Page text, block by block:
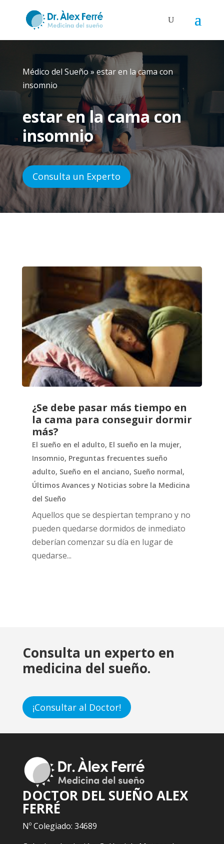
Médico del Sueño» estar en la cama con
insomnio
estar en la cama con
insomnio
Consulta un Experto
¿Se debe pasar más tiempo en
la cama para conseguir dormir
más?
El sueño en el adulto, El sueño en la mujer,
Insomnio, Preguntas frecuentes sueño
adulto, Sueño en el anciano, Sueño normal,
Últimos Avances y Noticias sobre la Medicina
del Sueño
Aquellos que se despiertan temprano y no
pueden quedarse dormidos de inmediato
deberían comenzar su día en lugar de
quedarse...
Consulta un experto en
medicina del sueño.
¡Consultar al Doctor!
DOCTOR DEL SUEÑO ALEX
FERRÉ
Nº Colegiado: 34689